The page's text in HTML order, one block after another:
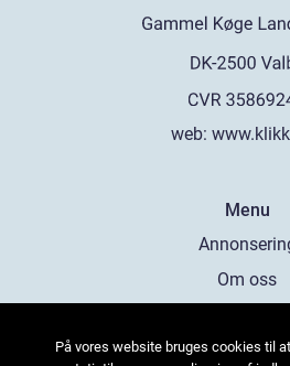
web:
Menu
Om oss
Kontakta
På vores website bruges cookies til